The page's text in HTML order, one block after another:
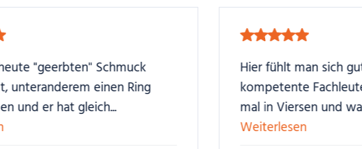
Hier fühlt man sich gut aufgehoben. Sehr
kompetente Fachleute. War bereits zwei
mal in Viersen und war...